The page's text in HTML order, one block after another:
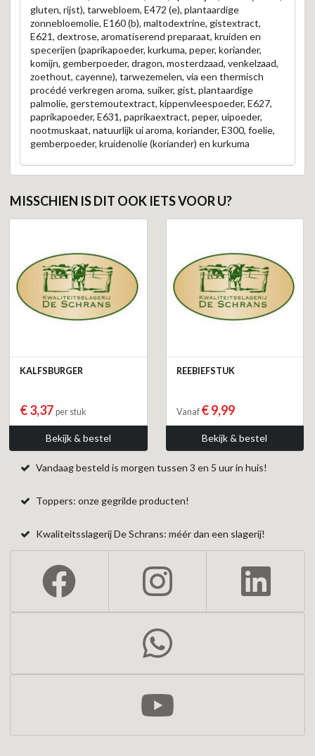
gluten, rijst), tarwebloem, E472 (e), plantaardige
zonnebloemolie, E160 (b), maltodextrine, gistextract,
E621, dextrose, aromatiserend preparaat, kruiden en
specerijen (paprikapoeder, kurkuma, peper, koriander,
komijn, gemberpoeder, dragon, mosterdzaad, venkelzaad,
zoethout, cayenne), tarwezemelen, via een thermisch
procédé verkregen aroma, suiker, gist, plantaardige
palmolie, gerstemoutextract, kippenvleespoeder, E627,
paprikapoeder, E631, paprikaextract, peper, uipoeder,
nootmuskaat, natuurlijk ui aroma, koriander, E300, foelie,
gemberpoeder, kruidenolie (koriander) en kurkuma
MISSCHIEN IS DIT OOK IETS VOOR U?
KALFSBURGER
€ 3,37 per stuk
Bekijk & bestel
REEBIEFSTUK
Vanaf € 9,99
Bekijk & bestel
Vandaag besteld is morgen tussen 3 en 5 uur in huis!
Toppers: onze gegrilde producten!
Kwaliteitsslagerij De Schrans: méér dan een slagerij!